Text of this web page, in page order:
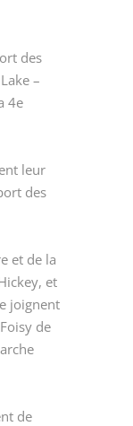
des
–
4e
leur
des
et de la
et
joignent
de
de